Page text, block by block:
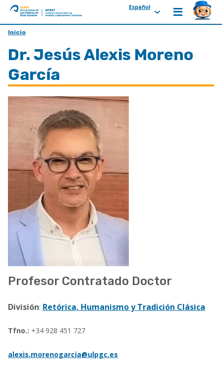
ULPGC
Ir
inicio
de
IATEXT
Español
Inicio
Dr. Jesús Alexis Moreno
García
Profesor Contratado Doctor
División: Retórica, Humanismo y Tradición Clásica
Tfno.: +34 928 451 727
alexis.morenogarcia@ulpgc.es